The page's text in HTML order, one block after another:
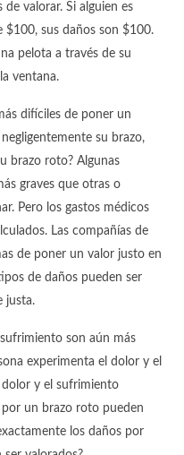
valorar. Si alguien es
$100, sus daños son $100.
pelota a través de su
ventana.
difíciles de poner un
su brazo,
brazo roto? Algunas
graves que otras o
Pero los gastos médicos
Las compañías de
de poner un valor justo en
de daños pueden ser
justa.
son aún más
experimenta el dolor y el
y el sufrimiento
un brazo roto pueden
los daños por